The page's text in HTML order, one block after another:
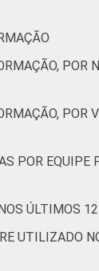
POR
POR
POR EQUIPE
ÚLTIMOS
UTILIZADO